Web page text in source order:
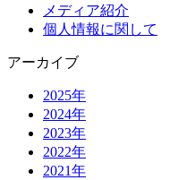
メディア紹介
個人情報に関して
アーカイブ
2025年
2024年
2023年
2022年
2021年